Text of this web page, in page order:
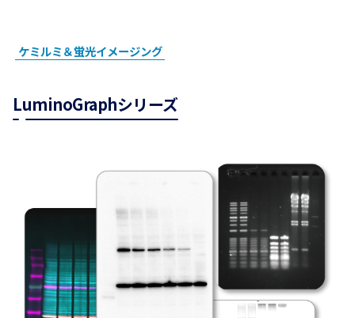
ケミルミ＆蛍光イメージング
LuminoGraphシリーズ